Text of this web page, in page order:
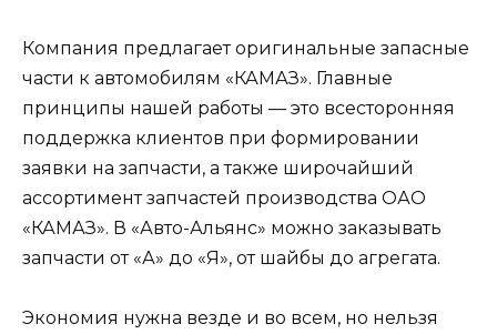
Компания предлагает оригинальные запасные
части к автомобилям «КАМАЗ». Главные
принципы нашей работы — это всесторонняя
поддержка клиентов при формировании
заявки на запчасти, а также широчайший
ассортимент запчастей производства ОАО
«КАМАЗ». В «Авто-Альянс» можно заказывать
запчасти от «А» до «Я», от шайбы до агрегата.
Экономия нужна везде и во всем, но нельзя